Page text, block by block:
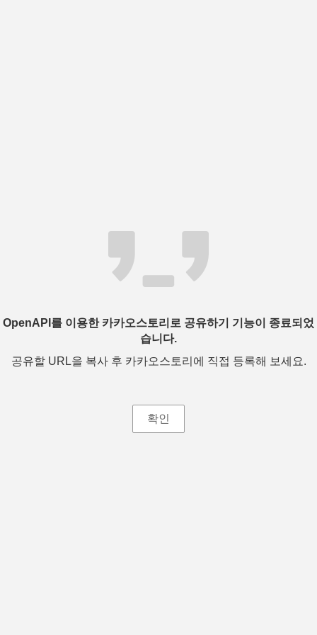
OpenAPI를 이용한 카카오스토리로 공유하기 기능이 종료되었
습니다.
공유할 URL을 복사 후 카카오스토리에 직접 등록해 보세요.
확인